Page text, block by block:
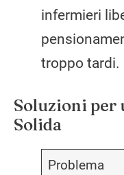
infermieri
troppo tardi.
Soluzioni per
Solida
Problema